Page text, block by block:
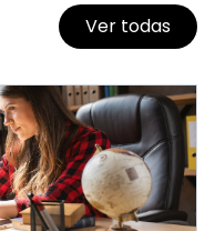
Ver todas